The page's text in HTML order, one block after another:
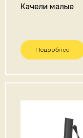
Качели малые
Подробнее